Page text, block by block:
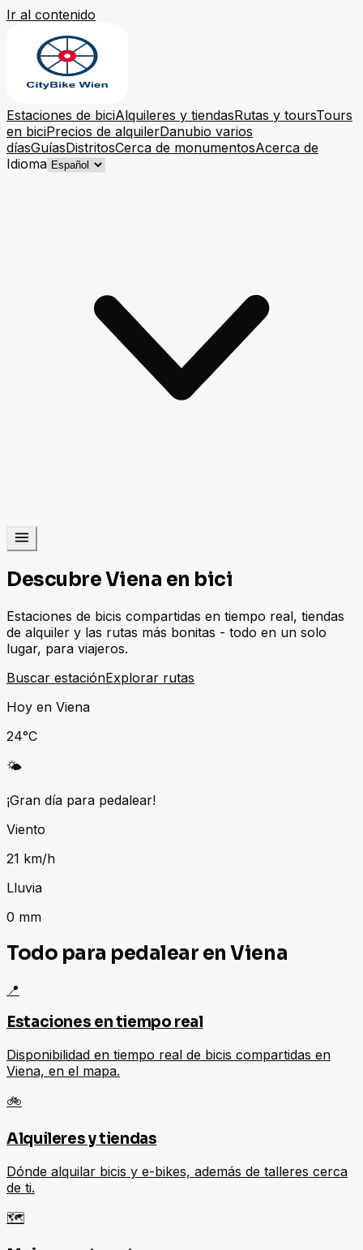
Ir al contenido
Estaciones de biciAlquileres y tiendasRutas y toursTours
en biciPrecios de alquilerDanubio varios
díasGuíasDistritosCerca de monumentosAcerca de
Idioma
Descubre Viena en bici
Estaciones de bicis compartidas en tiempo real, tiendas
de alquiler y las rutas más bonitas - todo en un solo
lugar, para viajeros.
Buscar estaciónExplorar rutas
Hoy en Viena
24°C
🌤️
¡Gran día para pedalear!
Viento
21 km/h
Lluvia
0 mm
Todo para pedalear en Viena
📍
Estaciones en tiempo real
Disponibilidad en tiempo real de bicis compartidas en
Viena, en el mapa.
🚲
Alquileres y tiendas
Dónde alquilar bicis y e-bikes, además de talleres cerca
de ti.
🗺️